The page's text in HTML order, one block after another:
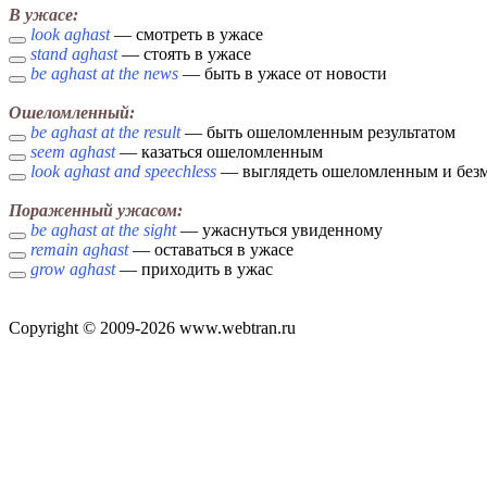
В ужасе:
look aghast— смотреть в ужасе
stand aghast— стоять в ужасе
be aghast at the news — быть в ужасе от новости
Ошеломленный:
be aghast at the result— быть ошеломленным результатом
seem aghast— казаться ошеломленным
look aghast and speechless — выглядеть ошеломленным и
Пораженный ужасом:
be aghast at the sight— ужаснуться увиденному
remain aghast— оставаться в ужасе
grow aghast— приходить в ужас
Copyright © 2009-2026 www.webtran.ru